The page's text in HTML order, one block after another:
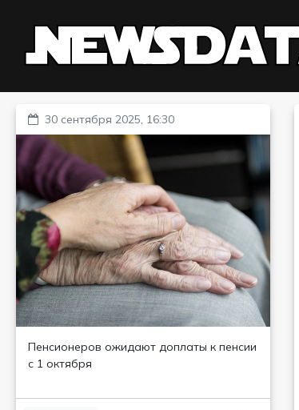
30 сентября 2025, 16:30
Пенсионеров ожидают доплаты к пенсии
с 1 октября